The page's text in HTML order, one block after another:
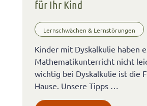
für Ihr Kind
Lernschwächen & Lernstörungen
Kinder mit Dyskalkulie haben
Mathematikunterricht nicht
wichtig bei Dyskalkulie ist die
Hause. Unsere Tipps …